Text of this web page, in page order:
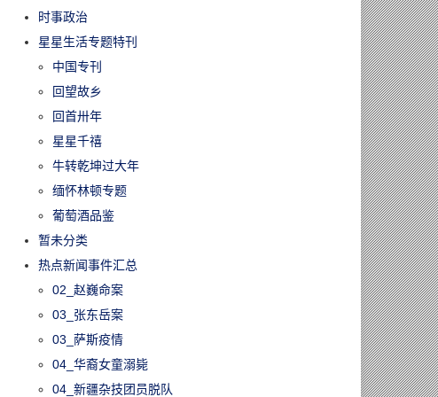
时事政治
星星生活专题特刊
中国专刊
回望故乡
回首卅年
星星千禧
牛转乾坤过大年
缅怀林顿专题
葡萄酒品鉴
暂未分类
热点新闻事件汇总
02_赵巍命案
03_张东岳案
03_萨斯疫情
04_华裔女童溺毙
04_新疆杂技团员脱队